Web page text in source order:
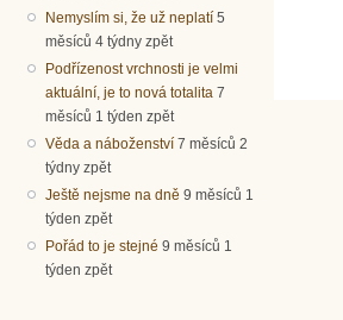
Nemyslím si, že už neplatí 5
měsíců 4 týdny zpět
Podřízenost vrchnosti je velmi
aktuální, je to nová totalita 7
měsíců 1 týden zpět
Věda a náboženství 7 měsíců 2
týdny zpět
Ještě nejsme na dně 9 měsíců 1
týden zpět
Pořád to je stejné 9 měsíců 1
týden zpět